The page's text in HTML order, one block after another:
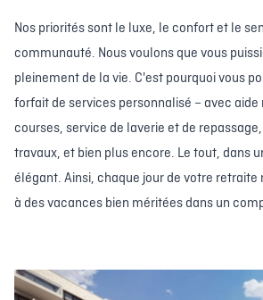
Nos priorités sont le luxe, le confort et le
communauté. Nous voulons que vous
pleinement de la vie. C'est pourquoi vous
forfait de services personnalisé – avec
courses, service de laverie et de
travaux, et bien plus encore. Le tout, dans
élégant. Ainsi, chaque jour de votre
à des vacances bien méritées dans un